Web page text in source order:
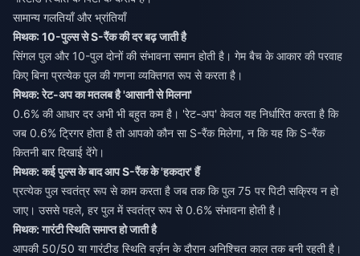
सामान्य गलतियाँ और भ्रांतियाँ
मिथक: 10-पुल्स से S-रैंक की दर बढ़ जाती है
सिंगल पुल और 10-पुल दोनों की संभावना समान होती है। गेम बैच के आकार की परवाह
किए बिना प्रत्येक पुल की गणना व्यक्तिगत रूप से करता है।
मिथक: रेट-अप का मतलब है 'आसानी से मिलना'
0.6% की आधार दर अभी भी बहुत कम है। 'रेट-अप' केवल यह निर्धारित करता है कि
जब 0.6% ट्रिगर होता है तो आपको कौन सा S-रैंक मिलेगा, न कि यह कि S-रैंक
कितनी बार दिखाई देंगे।
मिथक: कई पुल्स के बाद आप S-रैंक के 'हकदार' हैं
प्रत्येक पुल स्वतंत्र रूप से काम करता है जब तक कि पुल 75 पर पिटी सक्रिय न हो
जाए। उससे पहले, हर पुल में स्वतंत्र रूप से 0.6% संभावना होती है।
मिथक: गारंटी स्थिति समाप्त हो जाती है
आपकी 50/50 या गारंटीड स्थिति वर्ज़न के दौरान अनिश्चित काल तक बनी रहती है।